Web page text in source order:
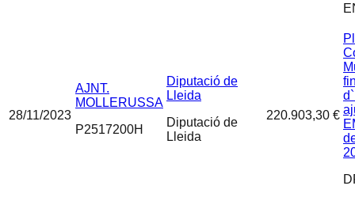
28/11/2023
AJNT.
MOLLERUSSA
P2517200H
Diputació de
Lleida
Diputació de
Lleida
220.903,30 €